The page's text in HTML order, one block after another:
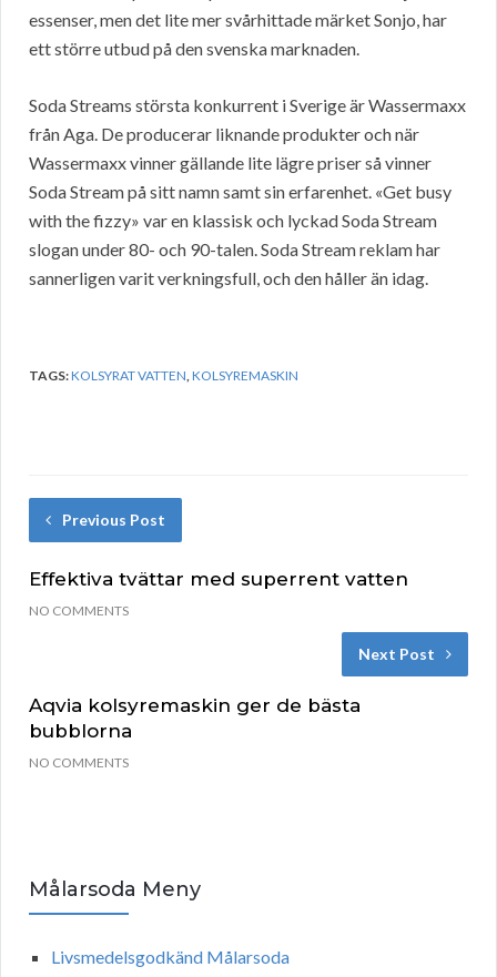
essenser, men det lite mer svårhittade märket Sonjo, har
ett större utbud på den svenska marknaden.
Soda Streams största konkurrent i Sverige är Wassermaxx
från Aga. De producerar liknande produkter och när
Wassermaxx vinner gällande lite lägre priser så vinner
Soda Stream på sitt namn samt sin erfarenhet. «Get busy
with the fizzy» var en klassisk och lyckad Soda Stream
slogan under 80- och 90-talen. Soda Stream reklam har
sannerligen varit verkningsfull, och den håller än idag.
TAGS:KOLSYRAT VATTEN,KOLSYREMASKIN
Previous Post
Effektiva tvättar med superrent vatten
NO COMMENTS
Next Post
Aqvia kolsyremaskin ger de bästa
bubblorna
NO COMMENTS
Målarsoda Meny
Livsmedelsgodkänd Målarsoda